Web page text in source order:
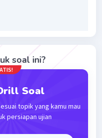
mol
soal ini?
Soal
topik yang kamu mau
persiapan ujian